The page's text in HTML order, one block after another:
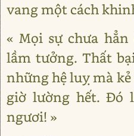
vang một cách
« Mọi sự chưa
lầm tưởng. Thất
những hệ luỵ mà
giờ lường hết. Đó
ngươi! »